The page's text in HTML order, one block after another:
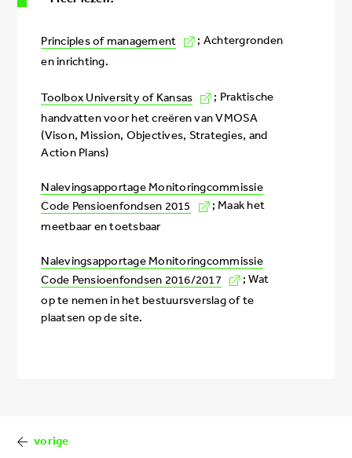
Principles of management
; Achtergronden
en inrichting.
Toolbox University of Kansas
; Praktische
handvatten voor het creëren van VMOSA
(Vison, Mission, Objectives, Strategies, and
Action Plans)
Nalevingsapportage Monitoringcommissie
Code Pensioenfondsen 2015
; Maak het
meetbaar en toetsbaar
Nalevingsapportage Monitoringcommissie
Code Pensioenfondsen 2016/2017
; Wat
op te nemen in het bestuursverslag of te
plaatsen op de site.
Book
traversal